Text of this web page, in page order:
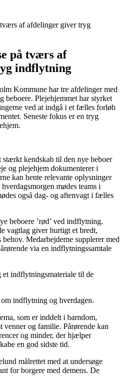
af afdelinger giver tryg
på tværs af
indflytning
Kommune har tre afdelinger med
beboere. Plejehjemmet har styrket
ved at indgå i et fælles forløb
Seneste fokus er en tryg
kendskab til den nye beboer
og plejehjem dokumenterer i
kan hente relevante oplysninger
mødes teams i
også dag- og aftenvagt i fælles
beboere ’rød’ ved indflytning.
vagtlag giver hurtigt et bredt,
Medarbejderne supplerer med
via en indflytningssamtale
indflytningsmateriale til de
indflytning og hverdagen.
som er inddelt i barndom,
venner og familie. Pårørende kan
og minder, der hjælper
en god sidste tid.
målrettet med at undersøge
for borgere med demens. De